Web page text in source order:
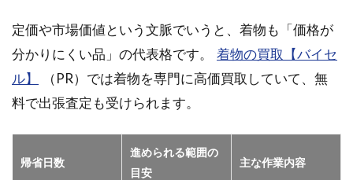
定価や市場価値という文脈でいうと、着物も「価格が
分かりにくい品」の代表格です。
着物の買取【バイセ
ル】
（PR）では着物を専門に高価買取していて、無
料で出張査定も受けられます。
帰省日数
進められる範囲の
目安
主な作業内容